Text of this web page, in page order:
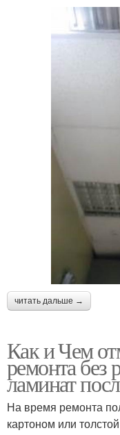
читать дальше →
Как и Чем
ремонта без
ламинат
На время ремонта
картоном или